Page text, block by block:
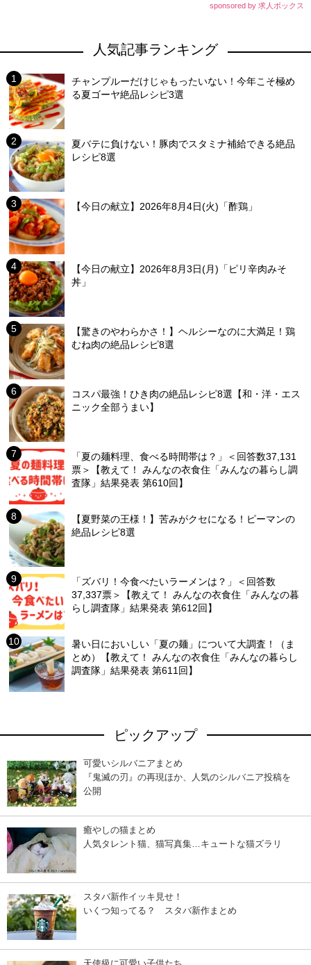
sponsored by 求人ボックス
人気記事ランキング
チャンプルーだけじゃもったいない！今年こそ極め
る夏ゴーヤ絶品レシピ3選
夏バテに負けない！豚肉でスタミナ補給できる絶品
レシピ8選
【今日の献立】2026年8月4日(火)「酢鶏」
【今日の献立】2026年8月3日(月)「ピリ辛肉みそ
丼」
【驚きのやわらかさ！】ヘルシーなのに大満足！鶏
むね肉の絶品レシピ8選
コスパ最強！ひき肉の絶品レシピ8選【和・洋・エス
ニック全部うまい】
「夏の麺料理、食べる時間帯は？」＜回答数37,131
票＞【教えて！ みんなの衣食住「みんなの暮らし調
査隊」結果発表 第610回】
【夏野菜の王様！】苦みがクセになる！ピーマンの
絶品レシピ8選
「ズバリ！今食べたいラーメンは？」＜回答数
37,337票＞【教えて！ みんなの衣食住「みんなの暮
らし調査隊」結果発表 第612回】
暑い日においしい「夏の麺」について大調査！（ま
とめ）【教えて！ みんなの衣食住「みんなの暮らし
調査隊」結果発表 第611回】
ピックアップ
可愛いシルバニアまとめ
『鬼滅の刃』の再現ほか、人気のシルバニア投稿を
公開
癒やしの猫まとめ
人気タレント猫、猫写真集…キュートな猫ズラリ
スタバ新作イッキ見せ！
いくつ知ってる？ スタバ新作まとめ